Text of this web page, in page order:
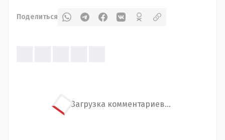
Поделиться
Загрузка комментариев...